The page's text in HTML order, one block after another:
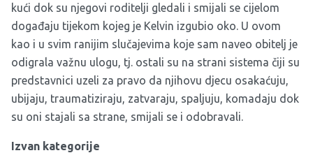
kući dok su njegovi roditelji gledali i smijali se cijelom
događaju tijekom kojeg je Kelvin izgubio oko. U ovom
kao i u svim ranijim slučajevima koje sam naveo obitelj je
odigrala važnu ulogu, tj. ostali su na strani sistema čiji su
predstavnici uzeli za pravo da njihovu djecu osakaćuju,
ubijaju, traumatiziraju, zatvaraju, spaljuju, komadaju dok
su oni stajali sa strane, smijali se i odobravali.
Izvan kategorije